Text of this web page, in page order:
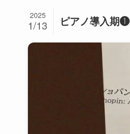
ピアノ導入期❶
2025
1/13